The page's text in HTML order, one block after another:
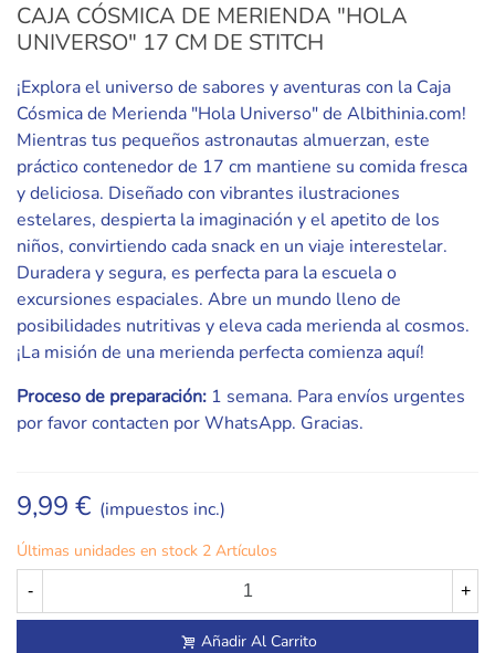
CAJA CÓSMICA DE MERIENDA "HOLA
UNIVERSO" 17 CM DE STITCH
¡Explora el universo de sabores y aventuras con la Caja
Cósmica de Merienda "Hola Universo" de Albithinia.com!
Mientras tus pequeños astronautas almuerzan, este
práctico contenedor de 17 cm mantiene su comida fresca
y deliciosa. Diseñado con vibrantes ilustraciones
estelares, despierta la imaginación y el apetito de los
niños, convirtiendo cada snack en un viaje interestelar.
Duradera y segura, es perfecta para la escuela o
excursiones espaciales. Abre un mundo lleno de
posibilidades nutritivas y eleva cada merienda al cosmos.
¡La misión de una merienda perfecta comienza aquí!
Proceso de preparación: 1 semana. Para envíos urgentes
por favor contacten por WhatsApp. Gracias.
9,99 € (impuestos inc.)
Últimas unidades en stock 2 Artículos
- +
Añadir Al Carrito